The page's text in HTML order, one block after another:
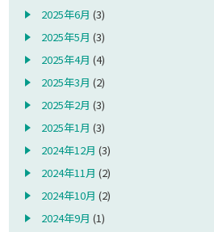
2025年6月 (3)
2025年5月 (3)
2025年4月 (4)
2025年3月 (2)
2025年2月 (3)
2025年1月 (3)
2024年12月 (3)
2024年11月 (2)
2024年10月 (2)
2024年9月 (1)